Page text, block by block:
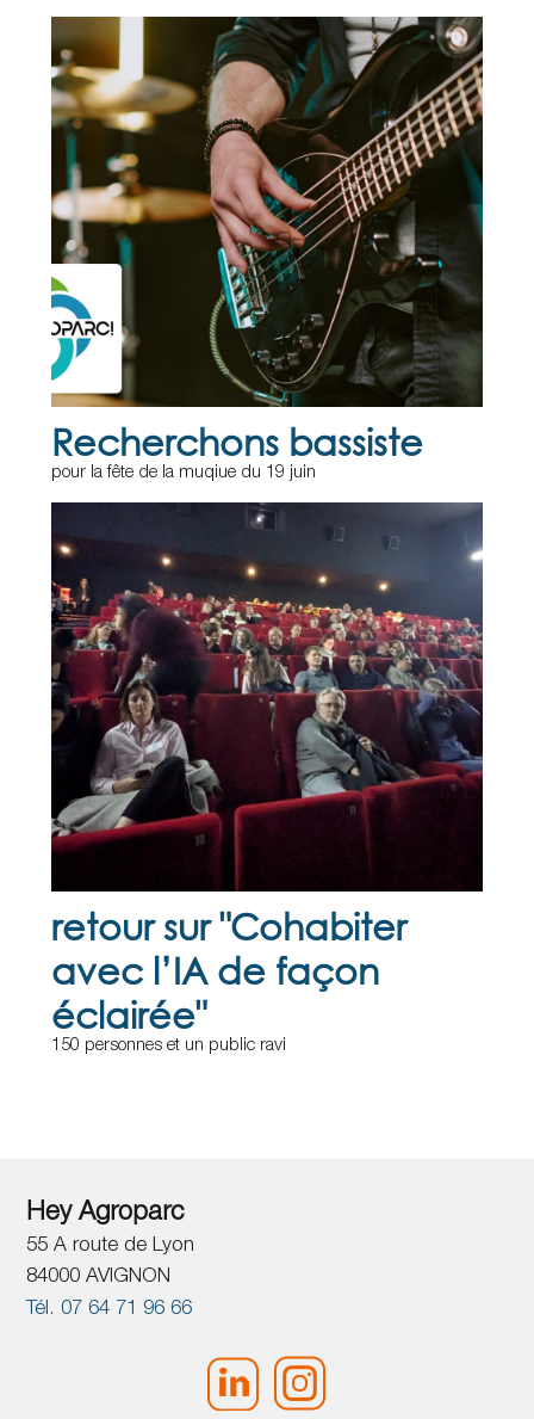
Recherchons bassiste
pour la fête de la muqiue du 19 juin
retour sur "Cohabiter
avec l’IA de façon
éclairée"
150 personnes et un public ravi
Hey Agroparc
55 A route de Lyon
84000 AVIGNON
Tél. 07 64 71 96 66